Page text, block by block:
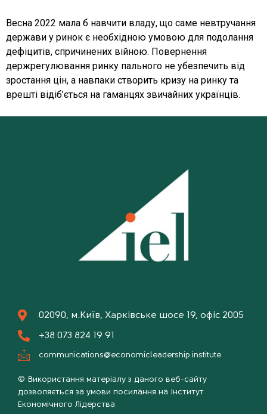
Весна 2022 мала б навчити владу, що саме невтручання
держави у ринок є необхідною умовою для подолання
дефіцитів, спричинених війною. Повернення
держрегулювання ринку пального не убезпечить від
зростання цін, а навпаки створить кризу на ринку та
врешті відіб’ється на гаманцях звичайних українців.
02090, м.Київ, Харківське шосе 19, офіс 2005
+38 073 824 19 91
communications@economicleadership.institute
© Використання матеріалу з даного веб-сайту
дозволяється за умови посилання на Інститут
Економічного Лідерства